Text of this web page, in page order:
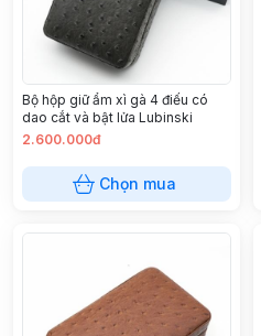
Bộ hộp giữ ẩm xì gà 4 điếu có
dao cắt và bật lửa Lubinski
2.600.000đ
Chọn mua